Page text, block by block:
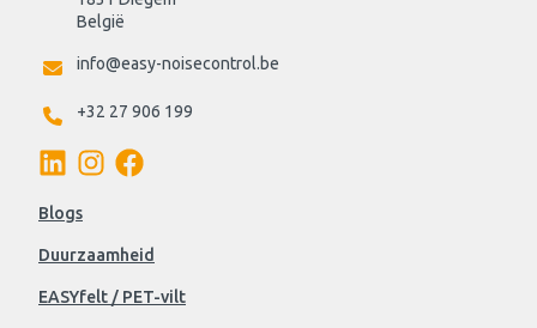
België
info@easy-noisecontrol.be
+32 27 906 199
Blogs
Duurzaamheid
EASYfelt / PET-vilt